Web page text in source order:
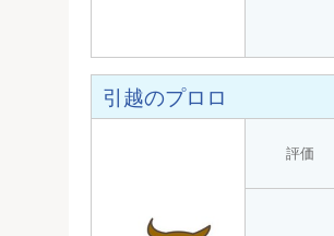
引越のプロロ
評価